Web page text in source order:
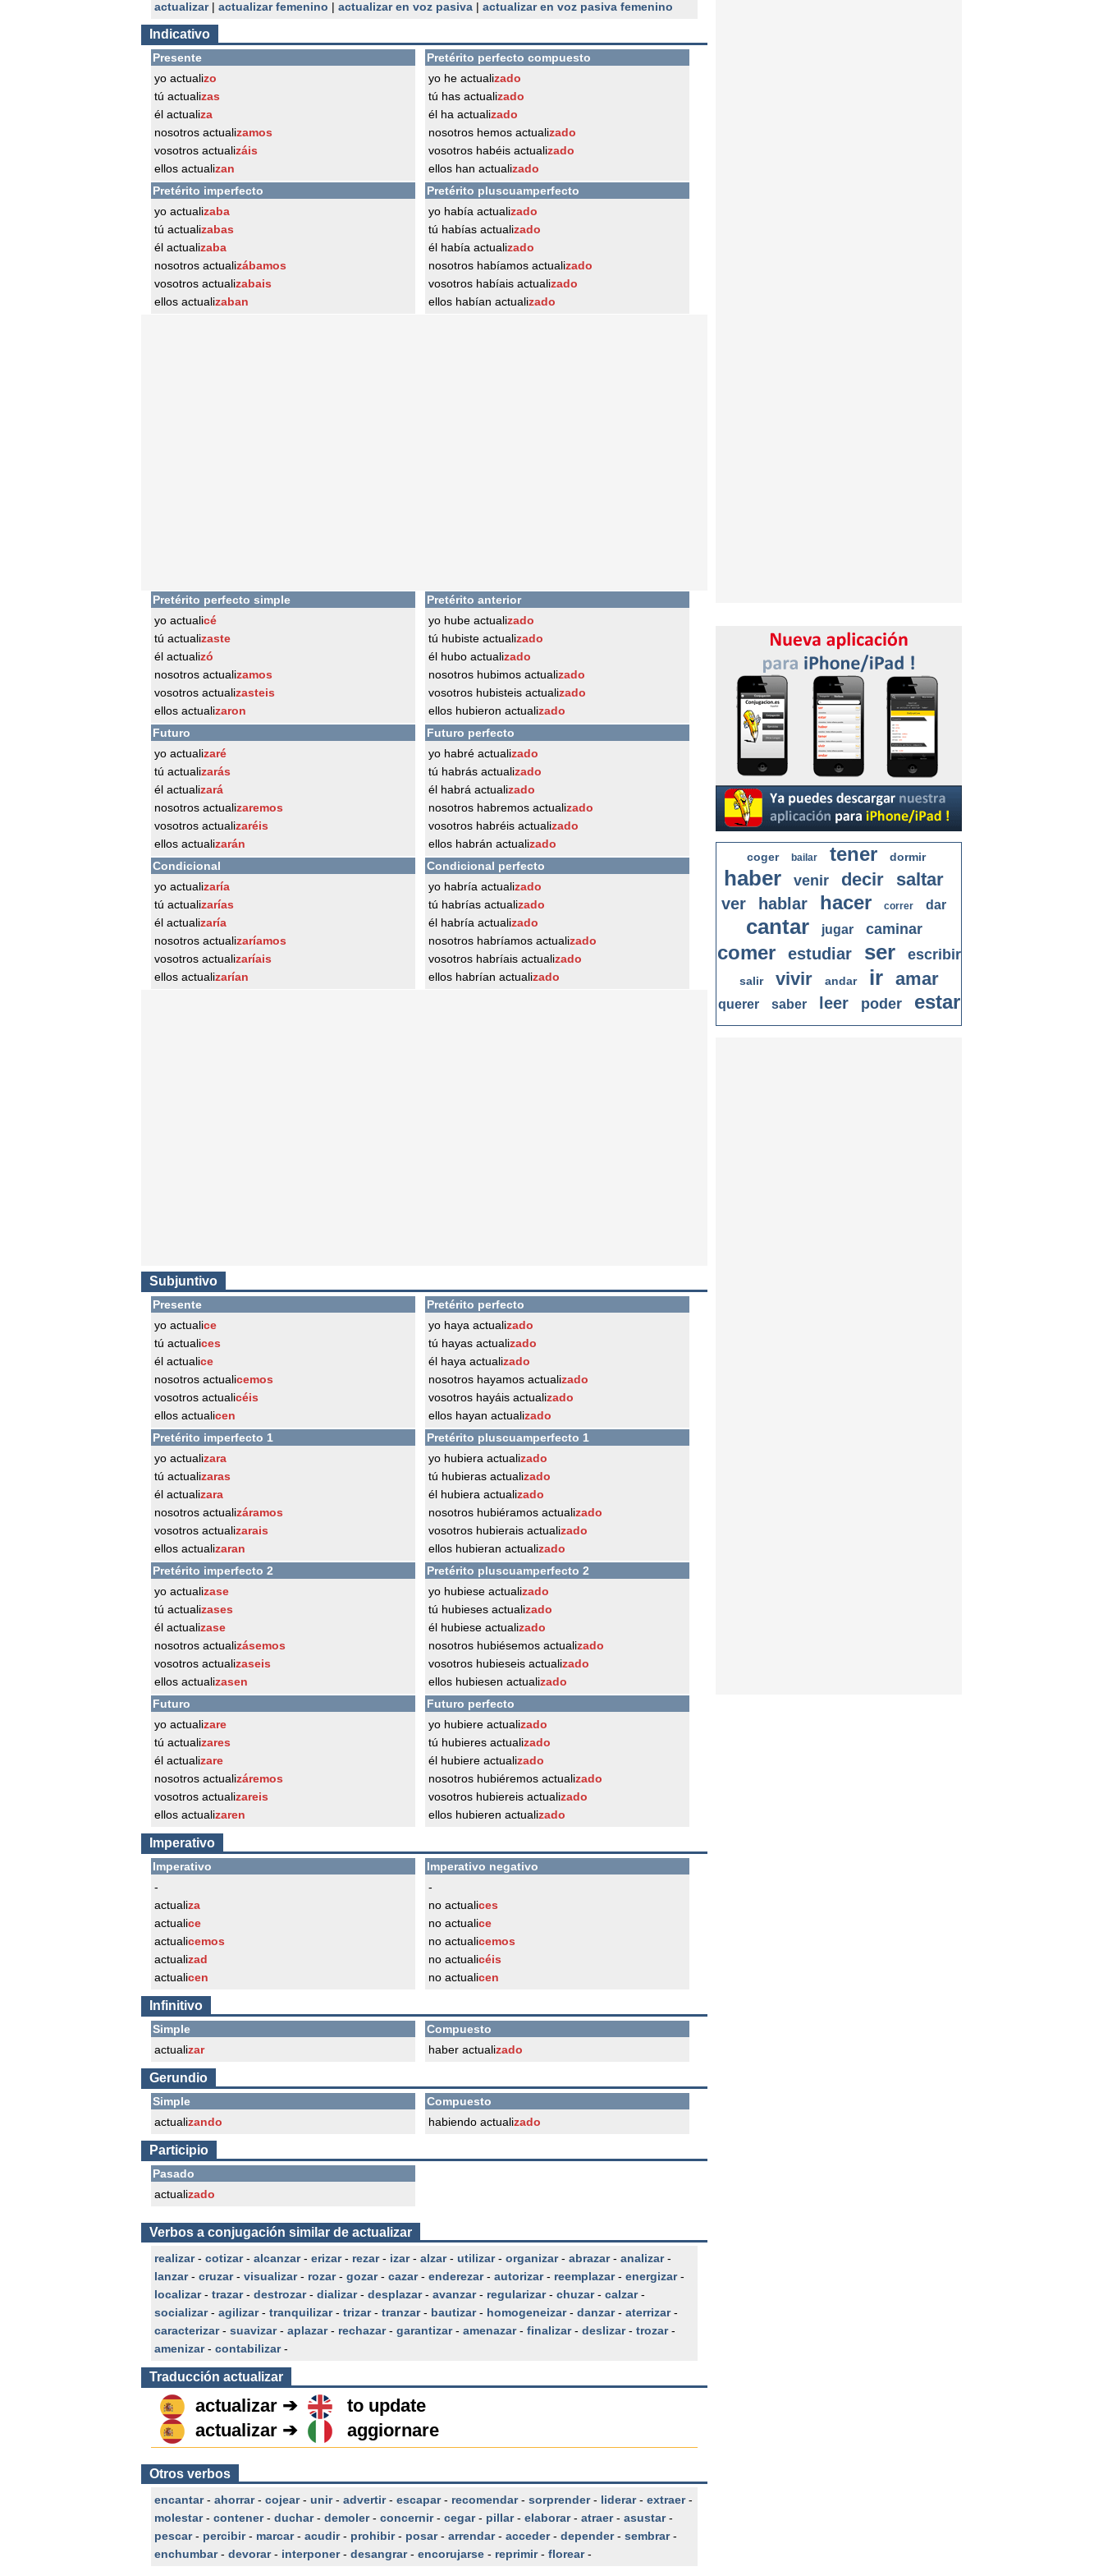
actualizar| actualizar femenino | actualizar en voz pasiva | actualizar en voz pasiva femenino
Indicativo
Presente
yo actualizo
tú actualizas
él actualiza
nosotros actualizamos
vosotros actualizáis
ellos actualizan
Pretérito perfecto compuesto
yo he actualizado
tú has actualizado
él ha actualizado
nosotros hemos actualizado
vosotros habéis actualizado
ellos han actualizado
Pretérito imperfecto
yo actualizaba
tú actualizabas
él actualizaba
nosotros actualizábamos
vosotros actualizabais
ellos actualizaban
Pretérito pluscuamperfecto
yo había actualizado
tú habías actualizado
él había actualizado
nosotros habíamos actualizado
vosotros habíais actualizado
ellos habían actualizado
Pretérito perfecto simple
yo actualicé
tú actualizaste
él actualizó
nosotros actualizamos
vosotros actualizasteis
ellos actualizaron
Pretérito anterior
yo hube actualizado
tú hubiste actualizado
él hubo actualizado
nosotros hubimos actualizado
vosotros hubisteis actualizado
ellos hubieron actualizado
Futuro
yo actualizaré
tú actualizarás
él actualizará
nosotros actualizaremos
vosotros actualizaréis
ellos actualizarán
Futuro perfecto
yo habré actualizado
tú habrás actualizado
él habrá actualizado
nosotros habremos actualizado
vosotros habréis actualizado
ellos habrán actualizado
Condicional
yo actualizaría
tú actualizarías
él actualizaría
nosotros actualizaríamos
vosotros actualizaríais
ellos actualizarían
Condicional perfecto
yo habría actualizado
tú habrías actualizado
él habría actualizado
nosotros habríamos actualizado
vosotros habríais actualizado
ellos habrían actualizado
Subjuntivo
Presente
yo actualice
tú actualices
él actualice
nosotros actualicemos
vosotros actualicéis
ellos actualicen
Pretérito perfecto
yo haya actualizado
tú hayas actualizado
él haya actualizado
nosotros hayamos actualizado
vosotros hayáis actualizado
ellos hayan actualizado
Pretérito imperfecto 1
yo actualizara
tú actualizaras
él actualizara
nosotros actualizáramos
vosotros actualizarais
ellos actualizaran
Pretérito pluscuamperfecto 1
yo hubiera actualizado
tú hubieras actualizado
él hubiera actualizado
nosotros hubiéramos actualizado
vosotros hubierais actualizado
ellos hubieran actualizado
Pretérito imperfecto 2
yo actualizase
tú actualizases
él actualizase
nosotros actualizásemos
vosotros actualizaseis
ellos actualizasen
Pretérito pluscuamperfecto 2
yo hubiese actualizado
tú hubieses actualizado
él hubiese actualizado
nosotros hubiésemos actualizado
vosotros hubieseis actualizado
ellos hubiesen actualizado
Futuro
yo actualizare
tú actualizares
él actualizare
nosotros actualizáremos
vosotros actualizareis
ellos actualizaren
Futuro perfecto
yo hubiere actualizado
tú hubieres actualizado
él hubiere actualizado
nosotros hubiéremos actualizado
vosotros hubiereis actualizado
ellos hubieren actualizado
Imperativo
Imperativo
-
actualiza
actualice
actualicemos
actualizad
actualicen
Imperativo negativo
-
no actualices
no actualice
no actualicemos
no actualicéis
no actualicen
Infinitivo
Simple
actualizar
Compuesto
haber actualizado
Gerundio
Simple
actualizando
Compuesto
habiendo actualizado
Participio
Pasado
actualizado
Verbos a conjugación similar de actualizar
realizar- cotizar- alcanzar- erizar- rezar- izar- alzar- utilizar- organizar- abrazar- analizar-
lanzar- cruzar- visualizar- rozar- gozar- cazar- enderezar- autorizar- reemplazar- energizar-
localizar- trazar- destrozar- dializar- desplazar- avanzar- regularizar- chuzar- calzar-
socializar- agilizar- tranquilizar- trizar- tranzar- bautizar- homogeneizar- danzar- aterrizar-
caracterizar- suavizar- aplazar- rechazar- garantizar- amenazar- finalizar- deslizar- trozar-
amenizar- contabilizar-
Traducción actualizar
actualizar ➔
to update
actualizar ➔
aggiornare
Otros verbos
encantar- ahorrar- cojear- unir- advertir- escapar- recomendar- sorprender- liderar- extraer-
molestar- contener- duchar- demoler- concernir- cegar- pillar- elaborar- atraer- asustar-
pescar- percibir- marcar- acudir- prohibir- posar- arrendar- acceder- depender- sembrar-
enchumbar- devorar- interponer- desangrar- encorujarse - reprimir- florear-
coger bailar tener dormir
haber venir decir saltar
ver hablar hacer correr dar
cantar jugar caminar
comer estudiar ser escribir
salir vivir andar ir amar
querer saber leer poder estar